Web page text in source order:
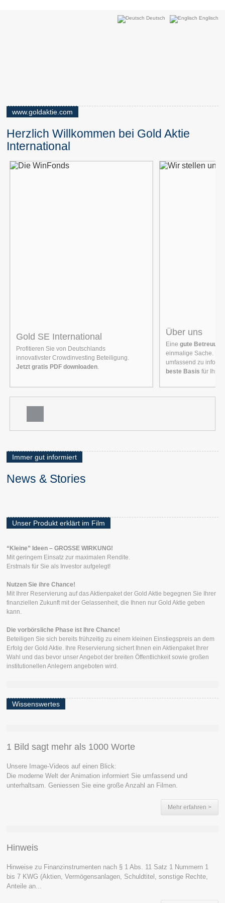
Deutsch Englisch
www.goldaktie.com
Herzlich Willkommen bei Gold Aktie
International
Gold SE International
Profitieren Sie von Deutschlands
innovativster Crowdinvesting Beteiligung.
Jetzt gratis PDF downloaden.
Über uns
Einegute Betreuung
einmalige Sache.
umfassend zu
beste Basis für Ihre
Immer gut informiert
News & Stories
Unser Produkt erklärt im Film
“Kleine” Ideen – GROSSE WIRKUNG!
Mit geringem Einsatz zur maximalen Rendite.
Erstmals für Sie als Investor aufgelegt!
Nutzen Sie ihre Chance!
Mit Ihrer Reservierung auf das Aktienpaket der Gold Aktie begegnen Sie Ihrer
finanziellen Zukunft mit der Gelassenheit, die Ihnen nur Gold Aktie geben
kann.
Die vorbörsliche Phase ist Ihre Chance!
Beteiligen Sie sich bereits frühzeitig zu einem kleinen Einstiegspreis an dem
Erfolg der Gold Aktie. Ihre Reservierung sichert Ihnen ein Aktienpaket Ihrer
Wahl und das bevor unser Angebot der breiten Öffentlichkeit sowie großen
institutionellen Anlegern angeboten wird.
Wissenswertes
1 Bild sagt mehr als 1000 Worte
Unsere Image-Videos auf einen Blick:
Die moderne Welt der Animation informiert Sie umfassend und
unterhaltsam. Geniessen Sie eine große Anzahl an Filmen.
Mehr erfahren >
Hinweis
Hinweise zu Finanzinstrumenten nach § 1 Abs. 11 Satz 1 Nummern 1
bis 7 KWG (Aktien, Vermögensanlagen, Schuldtitel, sonstige Rechte,
Anteile an...